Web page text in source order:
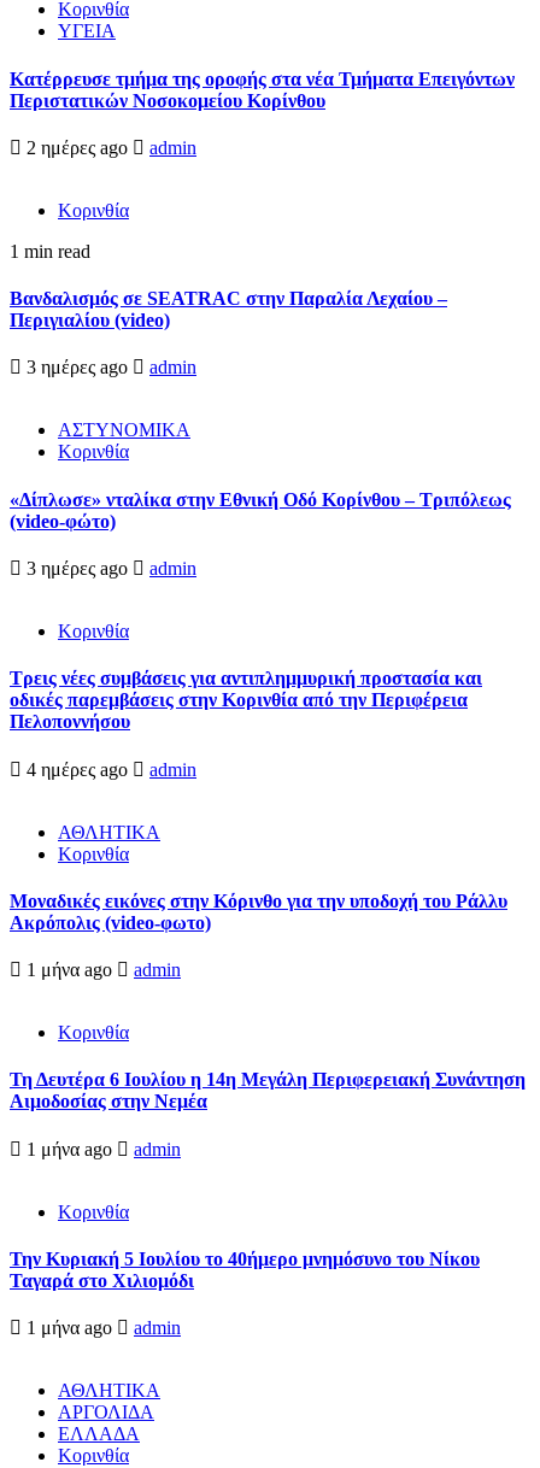
Κορινθία
ΥΓΕΙΑ
Kατέρρευσε τμήμα της οροφής στα νέα Τμήματα Επειγόντων
Περιστατικών Νοσοκομείου Κορίνθου
2 ημέρες ago admin
Κορινθία
1 min read
Βανδαλισμός σε SEATRAC στην Παραλία Λεχαίου –
Περιγιαλίου (video)
3 ημέρες ago admin
ΑΣΤΥΝΟΜΙΚΑ
Κορινθία
«Δίπλωσε» νταλίκα στην Εθνική Oδό Κορίνθου – Τριπόλεως
(video-φώτο)
3 ημέρες ago admin
Κορινθία
Τρεις νέες συμβάσεις για αντιπλημμυρική προστασία και
οδικές παρεμβάσεις στην Κορινθία από την Περιφέρεια
Πελοποννήσου
4 ημέρες ago admin
ΑΘΛΗΤΙΚΑ
Κορινθία
Μοναδικές εικόνες στην Κόρινθο για την υποδοχή του Ράλλυ
Ακρόπολις (video-φωτο)
1 μήνα ago admin
Κορινθία
Τη Δευτέρα 6 Ιουλίου η 14η Μεγάλη Περιφερειακή Συνάντηση
Αιμοδοσίας στην Νεμέα
1 μήνα ago admin
Κορινθία
Την Κυριακή 5 Ιουλίου το 40ήμερο μνημόσυνο του Νίκου
Ταγαρά στο Χιλιομόδι
1 μήνα ago admin
ΑΘΛΗΤΙΚΑ
ΑΡΓΟΛΙΔΑ
ΕΛΛΑΔΑ
Κορινθία